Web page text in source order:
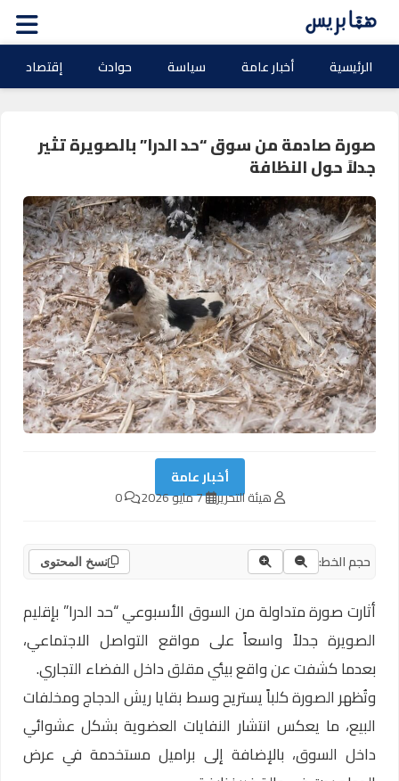
الرئيسية أخبار عامة سياسة حوادث إقتصاد
صورة صادمة من سوق “حد الدرا” بالصويرة تثير
جدلاً حول النظافة
أخبار عامة
هيئة التحرير 7 مايو 2026 0
حجم الخط: نسخ المحتوى
أثارت صورة متداولة من السوق الأسبوعي “حد الدرا” بإقليم
الصويرة جدلاً واسعاً على مواقع التواصل الاجتماعي،
بعدما كشفت عن واقع بيئي مقلق داخل الفضاء التجاري.
وتُظهر الصورة كلباً يستريح وسط بقايا ريش الدجاج ومخلفات
البيع، ما يعكس انتشار النفايات العضوية بشكل عشوائي
داخل السوق، بالإضافة إلى براميل مستخدمة في عرض